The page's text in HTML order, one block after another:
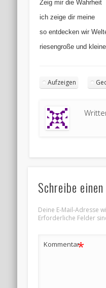
Zeig mir die Wahrheit
ich zeige dir meine
so entdecken wir
riesengroße und kleine.
Aufzeigen
Schreibe
Deine E-Mail-Adresse
Erforderliche Felder
Kommentar*